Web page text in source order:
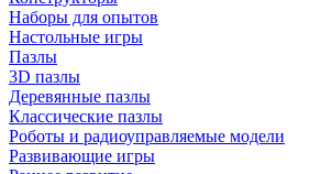
Наборы для опытов
Настольные игры
Пазлы
3D пазлы
Деревянные пазлы
Классические пазлы
Роботы и радиоуправляемые модели
Развивающие игры